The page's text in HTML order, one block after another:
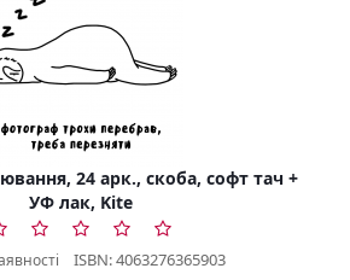
24 арк., скоба, софт тач +
УФ лак, Kite
ISBN: 4063276365903